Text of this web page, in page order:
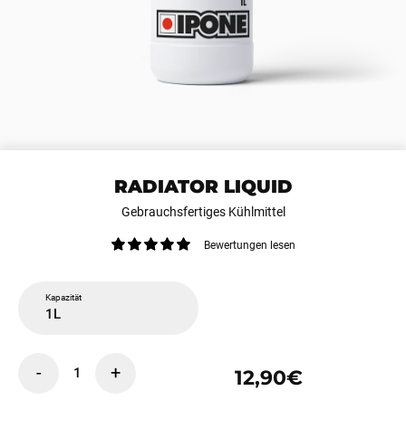
RADIATOR LIQUID
Gebrauchsfertiges Kühlmittel
Bewertungen lesen
Kapazität
1L
- 1 + 12,90€